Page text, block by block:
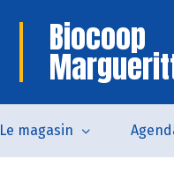
Biocoop
Le magasin